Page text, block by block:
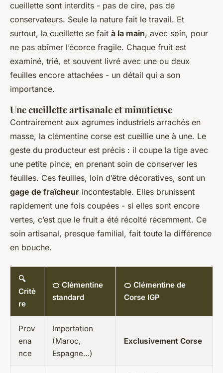
cueillette sont interdits - pas de cire, pas de
conservateurs. Seule la nature fait le travail. Et
surtout, la cueillette se fait à la main, avec soin, pour
ne pas abîmer l’écorce fragile. Chaque fruit est
examiné, trié, et souvent livré avec une ou deux
feuilles encore attachées - un détail qui a son
importance.
Une cueillette artisanale et minutieuse
Contrairement aux agrumes industriels arrachés en
masse, la clémentine corse est cueillie une à une. Le
geste du producteur est précis : il coupe la tige avec
une petite pince, en prenant soin de conserver les
feuilles. Ces feuilles, loin d’être décoratives, sont un
gage de fraîcheur incontestable. Elles brunissent
rapidement une fois coupées - si elles sont encore
vertes, c’est que le fruit a été récolté récemment. Ce
soin artisanal, presque familial, fait toute la différence
en bouche.
🔍
Critè
re
🍊 Clémentine
standard
🍊 Clémentine de
Corse IGP
Prov
ena
nce
Importation
(Maroc,
Espagne…)
Exclusivement Corse